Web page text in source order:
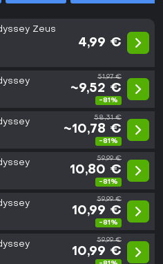
Zeus
4,99 €
51,97 €
~9,52 €
-81%
58,31 €
~10,78 €
-81%
59,99 €
10,80 €
-81%
59,99 €
10,99 €
-81%
59,99 €
10,99 €